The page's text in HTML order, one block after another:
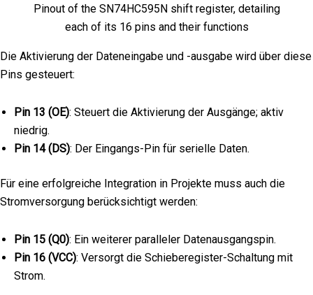
Pinout of the SN74HC595N shift register, detailing
each of its 16 pins and their functions
Die Aktivierung der Dateneingabe und -ausgabe wird über diese
Pins gesteuert:
Pin 13 (OE): Steuert die Aktivierung der Ausgänge; aktiv
niedrig.
Pin 14 (DS): Der Eingangs-Pin für serielle Daten.
Für eine erfolgreiche Integration in Projekte muss auch die
Stromversorgung berücksichtigt werden:
Pin 15 (Q0): Ein weiterer paralleler Datenausgangspin.
Pin 16 (VCC): Versorgt die Schieberegister-Schaltung mit
Strom.